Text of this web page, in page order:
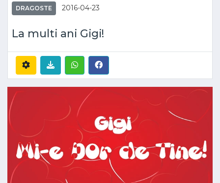
DRAGOSTE 2016-04-23
La multi ani Gigi!